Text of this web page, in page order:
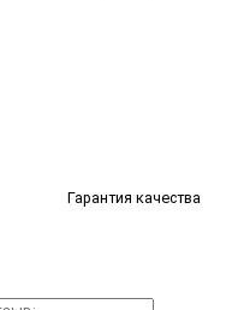
Гарантия качества